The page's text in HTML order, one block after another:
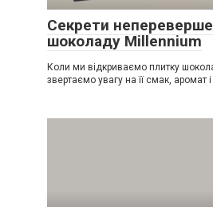
Секрети
шоколаду Millennium
Коли ми відкриваємо плитку
звертаємо увагу на її смак, аромат і